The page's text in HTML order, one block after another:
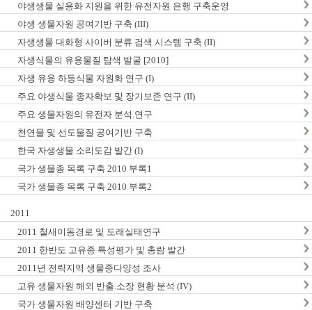
야생생물 실용화 지원을 위한 유전자원 은행 구축운영
야생 생물자원 공여기반 구축 (III)
자생생물 대화형 사이버 분류 검색 시스템 구축 (II)
자생식물의 유용물질 탐색 발굴 [2010]
자생 유용 하등식물 자원화 연구 (I)
주요 야생식물 종자확보 및 장기보존 연구 (II)
주요 생물자원의 유전자 분석.연구
천연물 및 선도물질 공여기반 구축
한국 자생생물 소리도감 발간 (I)
국가 생물종 목록 구축 2010 부록1
국가 생물종 목록 구축 2010 부록2
2011
2011 철새이동경로 및 도래실태연구
2011 한반도 고유종 특성평가 및 총람 발간
2011년 전략지역 생물종다양성 조사
고유 생물자원 해외 반출.소장 현황 분석 (IV)
국가 생물자원 배양센터 기반 구축